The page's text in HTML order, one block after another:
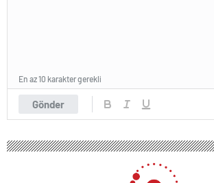
Gönder
En az 10 karakter gerekli